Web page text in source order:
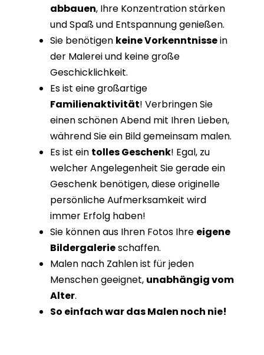
abbauen, Ihre Konzentration stärken
und Spaß und Entspannung genießen.
Sie benötigen keine Vorkenntnissein
der Malerei und keine große
Geschicklichkeit.
Es ist eine großartige
Familienaktivität! Verbringen Sie
einen schönen Abend mit Ihren Lieben,
während Sie ein Bild gemeinsam malen.
Es ist ein tolles Geschenk! Egal, zu
welcher Angelegenheit Sie gerade ein
Geschenk benötigen, diese originelle
persönliche Aufmerksamkeit wird
immer Erfolg haben!
Sie können aus Ihren Fotos Ihre eigene
Bildergalerieschaffen.
Malen nach Zahlen ist für jeden
Menschen geeignet, unabhängig vom
Alter.
So einfach war das Malen noch nie!